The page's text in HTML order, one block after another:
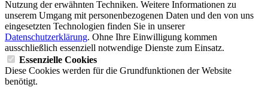
Nutzung der erwähnten Techniken. Weitere Informationen zu
unserem Umgang mit personenbezogenen Daten und den von uns
eingesetzten Technologien finden Sie in unserer
Datenschutzerklärung. Ohne Ihre Einwilligung kommen
ausschließlich essenziell notwendige Dienste zum Einsatz.
Essenzielle Cookies
Diese Cookies werden für die Grundfunktionen der Website
benötigt.